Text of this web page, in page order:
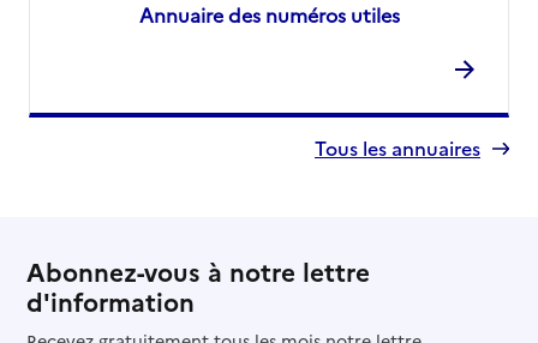
Annuaire des numéros utiles
Tous les annuaires
Abonnez-vous à notre lettre
d'information